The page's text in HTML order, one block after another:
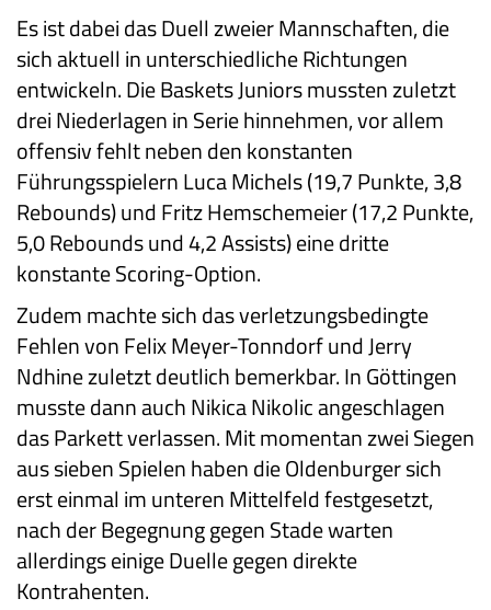
Es ist dabei das Duell zweier Mannschaften, die
sich aktuell in unterschiedliche Richtungen
entwickeln. Die Baskets Juniors mussten zuletzt
drei Niederlagen in Serie hinnehmen, vor allem
offensiv fehlt neben den konstanten
Führungsspielern Luca Michels (19,7 Punkte, 3,8
Rebounds) und Fritz Hemschemeier (17,2 Punkte,
5,0 Rebounds und 4,2 Assists) eine dritte
konstante Scoring-Option.
Zudem machte sich das verletzungsbedingte
Fehlen von Felix Meyer-Tonndorf und Jerry
Ndhine zuletzt deutlich bemerkbar. In Göttingen
musste dann auch Nikica Nikolic angeschlagen
das Parkett verlassen. Mit momentan zwei Siegen
aus sieben Spielen haben die Oldenburger sich
erst einmal im unteren Mittelfeld festgesetzt,
nach der Begegnung gegen Stade warten
allerdings einige Duelle gegen direkte
Kontrahenten.